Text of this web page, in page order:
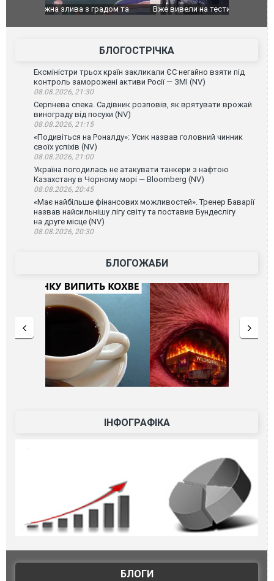
Вже вивели на тести: Ferrari готує оновлення
Вийшов
фільму
БЛОГОСТРІЧКА
Ексміністри трьох країн закликали ЄС негайно взяти під
контроль заморожені активи Росії — ЗМІ (NV)
08.08.2026, 21:30
Серпнева спека. Садівник розповів, як врятувати врожай
винограду від посухи (NV)
08.08.2026, 21:15
«Подивіться на Роналду»: Усик назвав головний чинник
своїх успіхів (NV)
08.08.2026, 21:00
Україна погодилась не атакувати танкери з нафтою
Казахстану в Чорному морі — Bloomberg (NV)
08.08.2026, 20:45
«Має найбільше фінансових можливостей». Тренер Баварії
назвав найсильнішу лігу світу та поставив Бундеслігу
на друге місце (NV)
08.08.2026, 20:30
БЛОГОЖАБИ
ІНФОГРАФІКА
БЛОГИ